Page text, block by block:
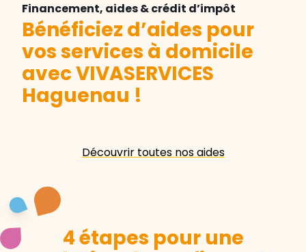
Financement, aides & crédit d’impôt
Bénéficiez d’aides pour
vos services à domicile
avec VIVASERVICES
Haguenau !
Découvrir toutes nos aides
4 étapes pour une